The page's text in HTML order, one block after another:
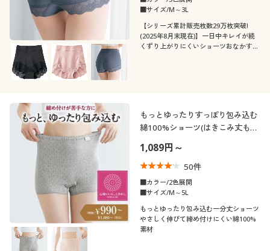
■サイズ/M～3L
【シリーズ累計販売枚数29万枚突破!
(2025年8月末現在)】一日中キレイが続
くずり上がりにくいショーツおなかすっ
もっとゆったりすっぽり包み込む
綿100%ショーツ(はきこみ丈もっ
1,089円～
50件
■カラー/2色展開
■サイズ/M～5L
もっとゆったり包み込む一分丈ショーツ
やさしく伸びて締め付けにくい綿100%
素材